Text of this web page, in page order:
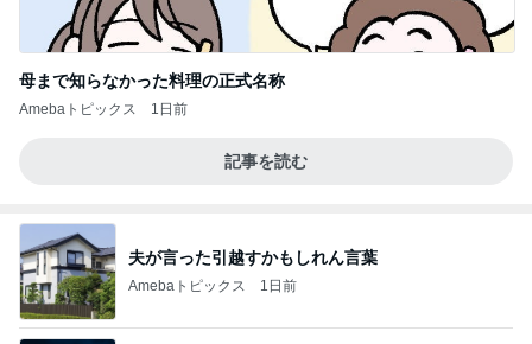
母まで知らなかった料理の正式名称
Amebaトピックス 1日前
記事を読む
夫が言った引越すかもしれん言葉
Amebaトピックス 1日前